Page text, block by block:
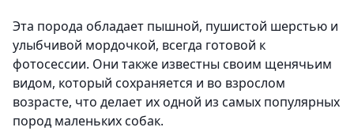
Эта порода обладает пышной, пушистой шерстью и
улыбчивой мордочкой, всегда готовой к
фотосессии. Они также известны своим щенячьим
видом, который сохраняется и во взрослом
возрасте, что делает их одной из самых популярных
пород маленьких собак.